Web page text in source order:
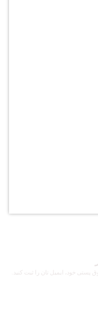
خود، ایمیل تان را ثبت کنید.